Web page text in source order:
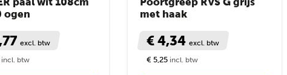
ogen
excl. btw
incl. btw
met haak
€ 4,34excl. btw
€ 5,25 incl. btw